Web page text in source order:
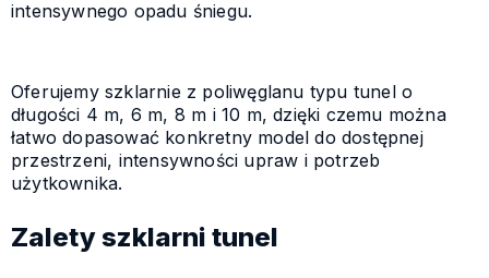
intensywnego opadu śniegu.
Oferujemy szklarnie z poliwęglanu typu tunel o
długości 4 m, 6 m, 8 m i 10 m, dzięki czemu można
łatwo dopasować konkretny model do dostępnej
przestrzeni, intensywności upraw i potrzeb
użytkownika.
Zalety szklarni tunel